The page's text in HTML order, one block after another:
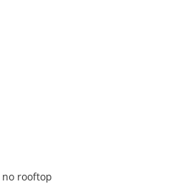
rooftop